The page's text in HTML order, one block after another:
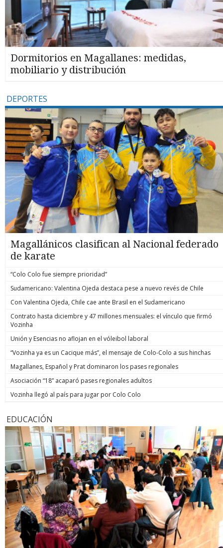
Dormitorios en Magallanes: medidas,
mobiliario y distribución
DEPORTES
Magallánicos clasifican al Nacional federado
de karate
“Colo Colo fue siempre prioridad”
Sudamericano: Valentina Ojeda destaca pese a nuevo revés de Chile
Con Valentina Ojeda, Chile cae ante Brasil en el Sudamericano
Contrato hasta diciembre y 47 millones mensuales: el vínculo que firmó
Vozinha
Unión y Esencias no aflojan en el vóleibol laboral
“Vozinha ya es un Cacique más”, el mensaje de Colo-Colo a sus hinchas
Magallanes, Español y Prat dominaron los pases regionales
Asociación “18” acaparó pases regionales adultos
Vozinha llegó al país para jugar por Colo Colo
EDUCACIÓN